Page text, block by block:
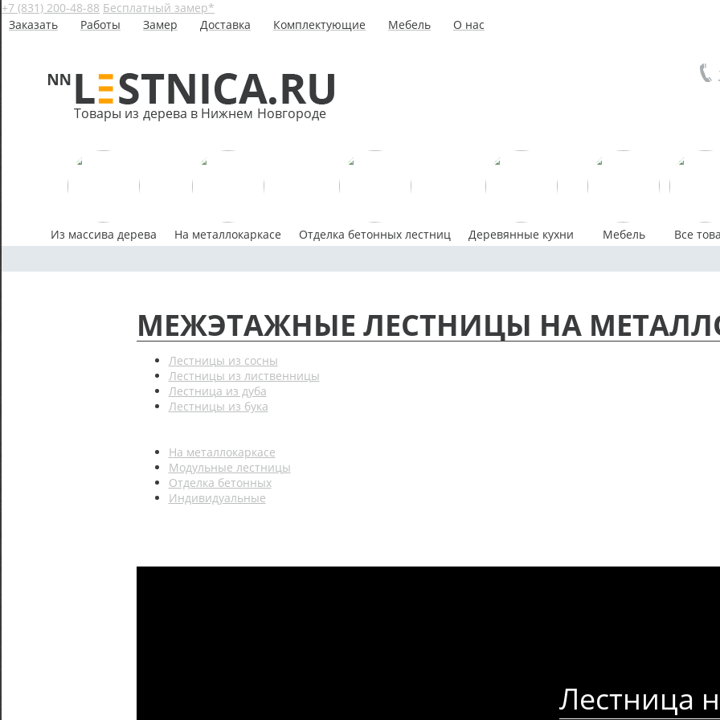
+7 (831) 200-48-88 Бесплатный замер*
Товары из дерева в Нижнем Новгороде
Заказать Работы Замер Доставка Комплектующие Мебель О нас
Из массива дерева На металлокаркасе Отделка бетонных лестниц Деревянные кухни Мебель Все
МЕЖЭТАЖНЫЕ ЛЕСТНИЦЫ НА
Лестницы из сосны
Лестницы из лиственницы
Лестница из дуба
Лестницы из бука
На металлокаркасе
Модульные лестницы
Отделка бетонных
Индивидуальные
Лестница